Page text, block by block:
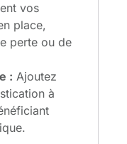
vos
place,
perte ou de
: Ajoutez
à